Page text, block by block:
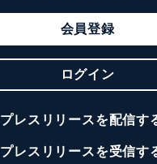
会員登録
ログイン
プレスリリースを配信す
プレスリリースを受信す